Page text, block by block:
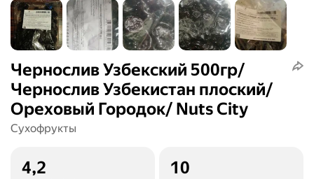
Чернослив Узбекский 500гр/
Чернослив Узбекистан плоский/
Ореховый Городок/ Nuts City
Сухофрукты
4,2 10